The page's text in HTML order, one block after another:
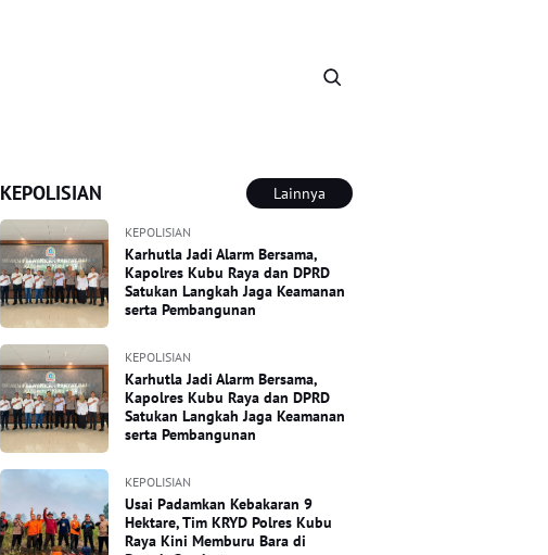
KEPOLISIAN Lainnya
KEPOLISIAN
Karhutla Jadi Alarm Bersama,
Kapolres Kubu Raya dan DPRD
Satukan Langkah Jaga Keamanan
serta Pembangunan
KEPOLISIAN
Karhutla Jadi Alarm Bersama,
Kapolres Kubu Raya dan DPRD
Satukan Langkah Jaga Keamanan
serta Pembangunan
KEPOLISIAN
Usai Padamkan Kebakaran 9
Hektare, Tim KRYD Polres Kubu
Raya Kini Memburu Bara di